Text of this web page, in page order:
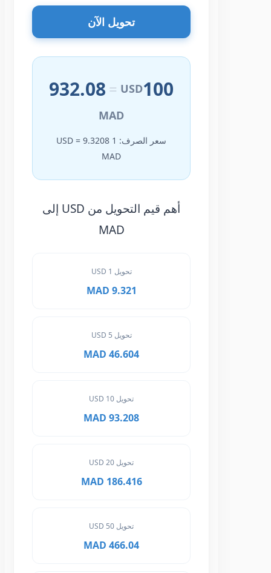
تحويل الآن
100
USD
=
932.08
MAD
سعر الصرف: 1 USD = 9.3208
أهم قيم التحويل من USD إلى
MAD
تحويل 1 USD
9.321 MAD
تحويل 5 USD
46.604 MAD
93.208 MAD
186.416 MAD
466.04 MAD